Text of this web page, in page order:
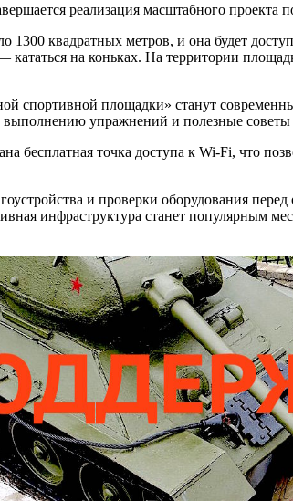
реализация масштабного
1300 квадратных метров, и она будет
на коньках. На территории
спортивной площадки» станут
упражнений и полезные советы
бесплатная точка доступа к Wi-Fi, что
и проверки оборудования
инфраструктура станет популярным